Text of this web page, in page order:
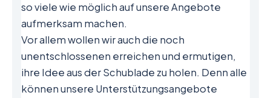
so viele wie möglich auf unsere Angebote
aufmerksam machen.
Vor allem wollen wir auch die noch
unentschlossenen erreichen und ermutigen,
ihre Idee aus der Schublade zu holen. Denn alle
können unsere Unterstützungsangebote